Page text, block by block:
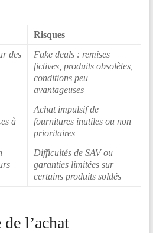
Risques
des
Fake deals : remises
fictives, produits obsolètes,
conditions peu
avantageuses
à
Achat impulsif de
fournitures inutiles ou non
prioritaires
Difficultés de SAV ou
garanties limitées sur
certains produits soldés
l’achat